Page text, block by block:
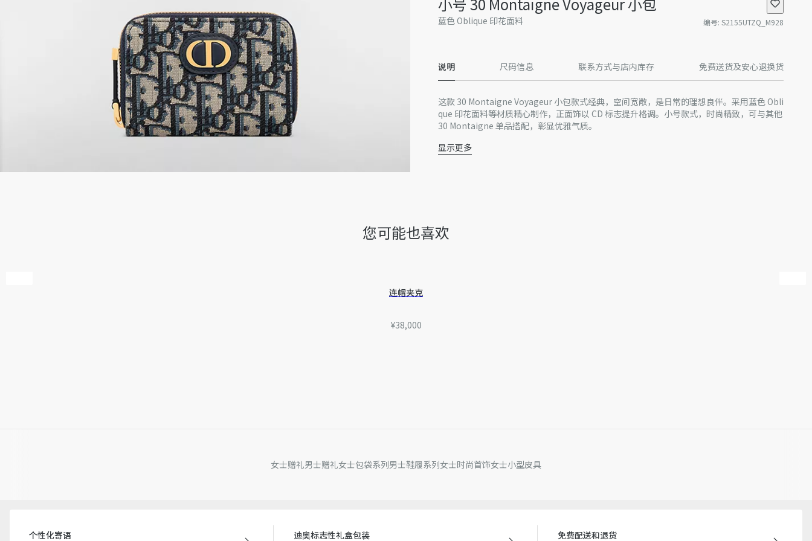
蓝色 Oblique 印花面料 编号:S2155UTZQ_M928
说明 尺码信息 联系方式与店内库存 免费送货及安心退换货
这款 30 Montaigne Voyageur 小包款式经典，空间宽敞，是日常的理想良伴。采用蓝色 Obli
que 印花面料等材质精心制作，正面饰以 CD 标志提升格调。小号款式，时尚精致，可与其他
30 Montaigne 单品搭配，彰显优雅气质。
主体：棉，科技面料
因技术局限、产品改良或生产批次等原因，网站中的信息可能存在色差、尺码误差、成分含
显示更多
您可能也喜欢
连帽夹克
¥38,000
女士赠礼男士赠礼女士包袋系列男士鞋履系列女士时尚首饰女士小型皮具
个性化寄语 迪奥标志性礼盒包装 免费配送和退货